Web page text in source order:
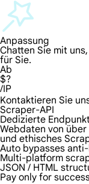
Anpassung
Chatten Sie mit
für Sie.
Ab
$?
/IP
Kontaktieren Sie
Scraper-API
Dedizierte
Webdaten von
und ethisches
Auto bypasses
Multi-platform
JSON / HTML
Pay only for